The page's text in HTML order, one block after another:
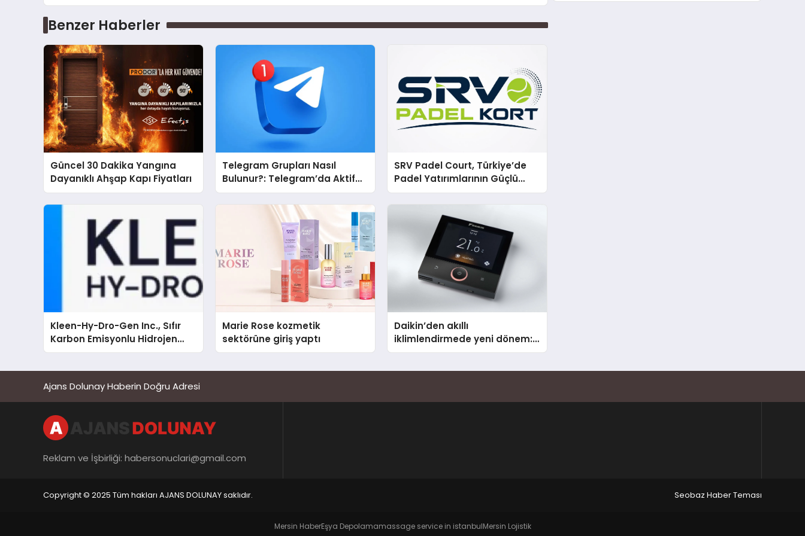
Benzer Haberler
Güncel 30 Dakika Yangına
Dayanıklı Ahşap Kapı Fiyatları
Telegram Grupları Nasıl
Bulunur?: Telegram’da Aktif
Topluluk Bulmanın Yolları
SRV Padel Court, Türkiye’de
Padel Yatırımlarının Güçlü
Markası Olmayı Sürdürüyor
Kleen-Hy-Dro-Gen Inc., Sıfır
Karbon Emisyonlu Hidrojen
Isıtma Teknolojisinde ISO ve
Marie Rose kozmetik
sektörüne giriş yaptı
Daikin’den akıllı
iklimlendirmede yeni dönem:
Madoka Plus Türkiye’de
Ajans Dolunay Haberin Doğru Adresi
Reklam ve İşbirliği: habersonuclari@gmail.com
Copyright © 2025 Tüm hakları AJANS DOLUNAY saklıdır. Seobaz Haber Teması
Mersin HaberEşya Depolamamassage service in istanbulMersin Lojistik